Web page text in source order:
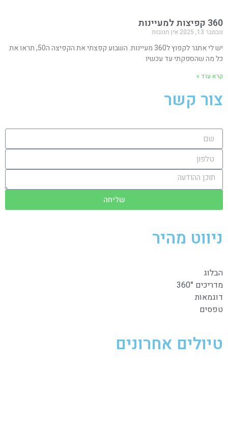
360 קפיצות למעיינות
נובמבר 13, 2025 אין תגובות
יש לי אתגר לקפוץ ל360 מעיינות. השבוע קפצתי את הקפיצה ה50, תראו את
כל מה שהספקתי עד עכשיו
קרא עוד »
צור קשר
שליחה
ניווט מהיר
הבלוג
מדריכים 360°
דוגמאות
טפסים
טיולים אחרונים